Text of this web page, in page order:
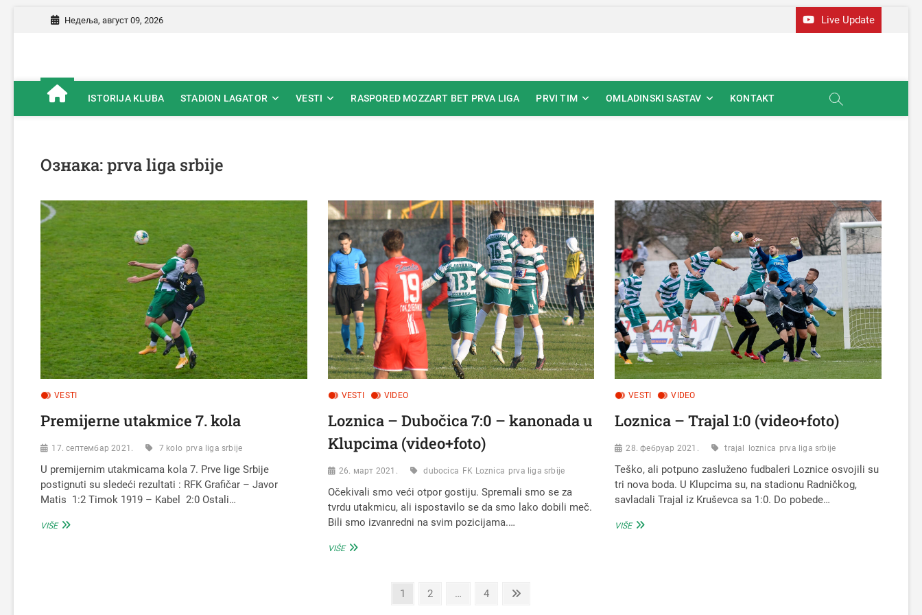
Недеља, август 09, 2026 Live Update
Fudbalski klub Loznica
ISTORIJA KLUBA STADION LAGATOR VESTI RASPORED MOZZART BET PRVA LIGA PRVI TIM OMLADINSKI SASTAV KONTAKT
Ознака:prva liga srbije
VESTI
Premijerne utakmice 7. kola
17. септембар 2021. 7 kolo prva liga srbije
U premijernim utakmicama kola 7. Prve lige Srbije
postignuti su sledeći rezultati : RFK Grafičar – Javor
Matis 1:2 Timok 1919 – Kabel 2:0 Ostali…
VIŠEPREMIJERNE
VESTI VIDEO
Loznica – Dubočica 7:0 – kanonada u
Klupcima (video+foto)
26. март 2021. dubocica FK Loznica prva liga srbije
Očekivali smo veći otpor gostiju. Spremali smo se za
tvrdu utakmicu, ali ispostavilo se da smo lako dobili meč.
Bili smo izvanredni na svim pozicijama.…
VIŠELOZNICA
VESTI VIDEO
Loznica – Trajal 1:0 (video+foto)
28. фебруар 2021. trajal loznica prva liga srbije
Teško, ali potpuno zasluženo fudbaleri Loznice osvojili su
tri nova boda. U Klupcima su, na stadionu Radničkog,
savladali Trajal iz Kruševca sa 1:0. Do pobede…
VIŠELOZNICA
Page
1 Page
2 … Page
4